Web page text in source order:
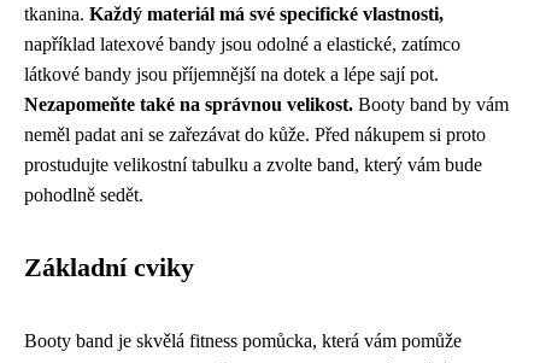
tkanina. Každý materiál má své specifické vlastnosti,
například latexové bandy jsou odolné a elastické, zatímco
látkové bandy jsou příjemnější na dotek a lépe sají pot.
Nezapomeňte také na správnou velikost. Booty band by vám
neměl padat ani se zařezávat do kůže. Před nákupem si proto
prostudujte velikostní tabulku a zvolte band, který vám bude
pohodlně sedět.
Základní cviky
Booty band je skvělá fitness pomůcka, která vám pomůže